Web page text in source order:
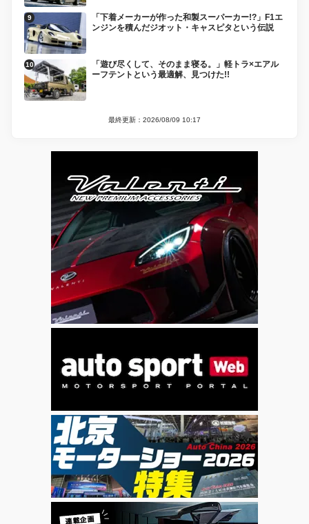
「下着メーカーが作った和製スーパーカー!?」F1エ
ンジンを積んだジオット・キャスピタという伝説
「遊び尽くして、そのまま寝る。」軽トラ×エアル
ーフテントという最適解、見つけた!!
最終更新：2026/08/09 10:17